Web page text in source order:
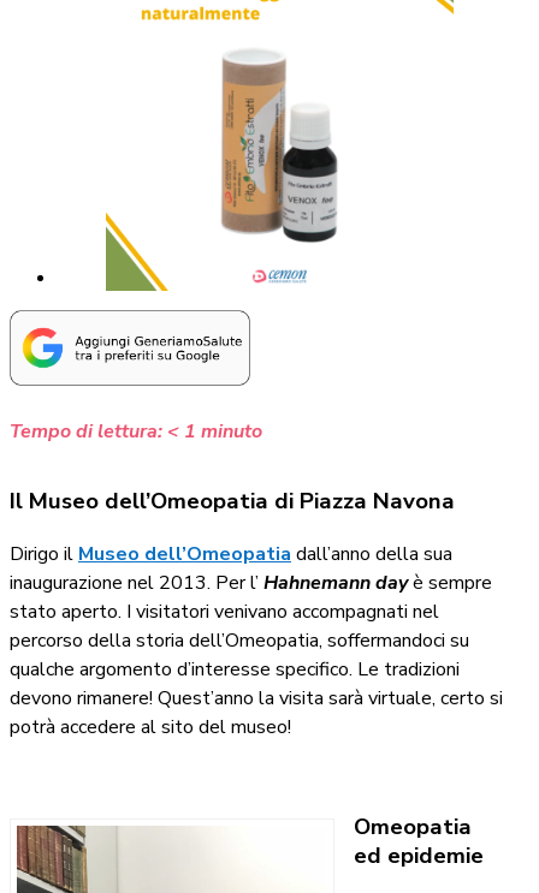
Tempo di lettura: < 1 minuto
Il Museo dell’Omeopatia di Piazza Navona
Dirigo il Museo dell’Omeopatia dall’anno della sua
inaugurazione nel 2013. Per l’ Hahnemann dayè sempre
stato aperto. I visitatori venivano accompagnati nel
percorso della storia dell’Omeopatia, soffermandoci su
qualche argomento d’interesse specifico. Le tradizioni
devono rimanere! Quest’anno la visita sarà virtuale, certo si
potrà accedere al sito del museo!
Omeopatia
ed epidemie